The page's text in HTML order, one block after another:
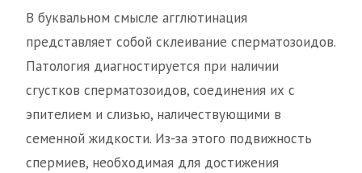
В буквальном смысле агглютинация
представляет собой склеивание сперматозоидов.
Патология диагностируется при наличии
сгустков сперматозоидов, соединения их с
эпителием и слизью, наличествующими в
семенной жидкости. Из-за этого подвижность
спермиев, необходимая для достижения